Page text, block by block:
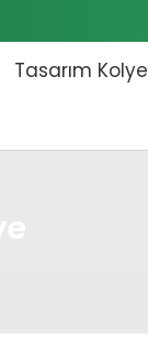
Tasarım Kolye